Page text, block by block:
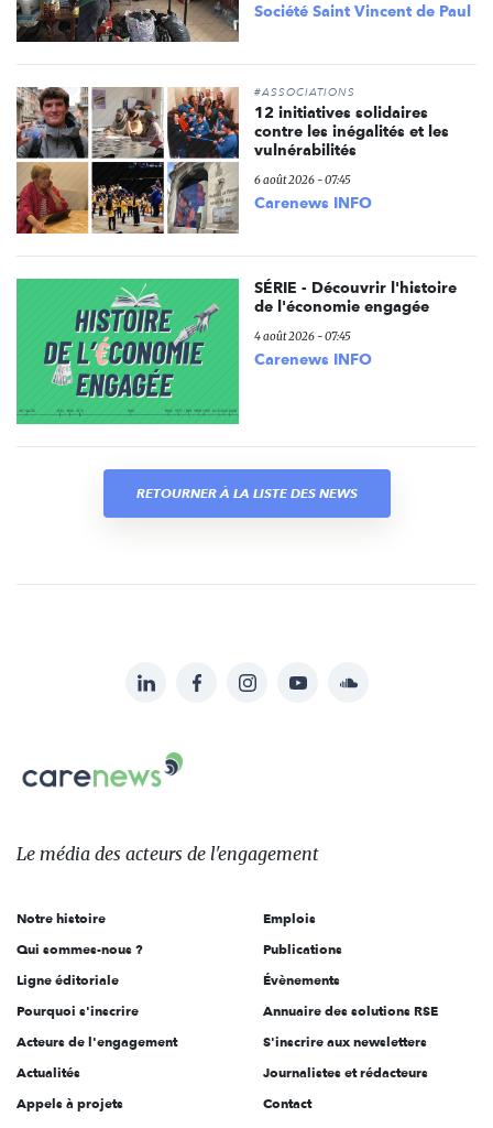
Société Saint Vincent de Paul
#ASSOCIATIONS
12 initiatives solidaires
contre les inégalités et les
vulnérabilités
6 août 2026 - 07:45
Carenews INFO
SÉRIE - Découvrir l'histoire
de l'économie engagée
4 août 2026 - 07:45
Carenews INFO
RETOURNER À LA LISTE DES NEWS
sur:
LinkedInFacebookInstagramYouTubeSoundcloud
Carenews,
Le
des
l'engagement
Le média des acteurs de l'engagement
Notre histoire
Qui sommes-nous ?
Ligne éditoriale
Pourquoi s'inscrire
Acteurs de l'engagement
Actualités
Appels à projets
Emplois
Publications
Évènements
Annuaire des solutions RSE
S'inscrire aux newsletters
Journalistes et rédacteurs
Contact